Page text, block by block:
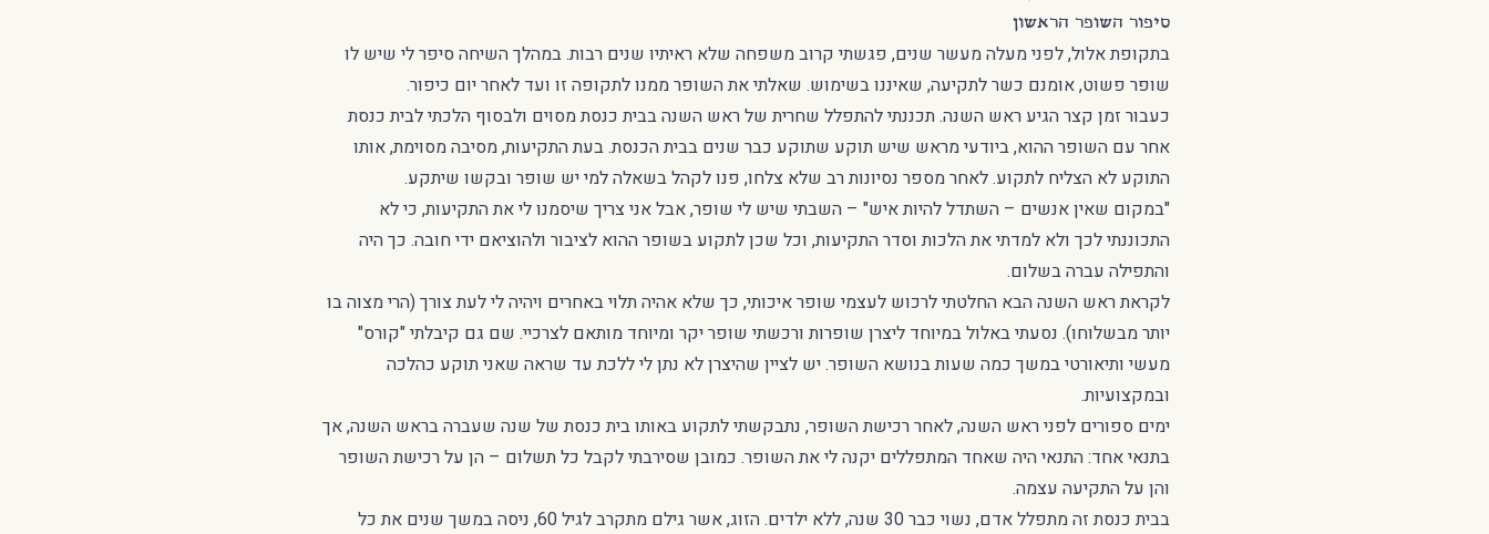
סיפור השופר הראשון
בתקופת אלול, לפני מעלה מעשר שנים, פגשתי קרוב משפחה שלא ראיתיו שנים רבות. במהלך השיחה סיפר לי שיש לו
שופר פשוט, אומנם כשר לתקיעה, שאיננו בשימוש. שאלתי את השופר ממנו לתקופה זו ועד לאחר יום כיפור.
כעבור זמן קצר הגיע ראש השנה. תכננתי להתפלל שחרית של ראש השנה בבית כנסת מסוים ולבסוף הלכתי לבית כנסת
אחר עם השופר ההוא, ביודעי מראש שיש תוקע שתוקע כבר שנים בבית הכנסת. בעת התקיעות, מסיבה מסוימת, אותו
התוקע לא הצליח לתקוע. לאחר מספר נסיונות רב שלא צלחו, פנו לקהל בשאלה למי יש שופר ובקשו שיתקע.
"במקום שאין אנשים – השתדל להיות איש" – השבתי שיש לי שופר, אבל אני צריך שיסמנו לי את התקיעות, כי לא
התכוננתי לכך ולא למדתי את הלכות וסדר התקיעות, וכל שכן לתקוע בשופר ההוא לציבור ולהוציאם ידי חובה. כך היה
והתפילה עברה בשלום.
לקראת ראש השנה הבא החלטתי לרכוש לעצמי שופר איכותי, כך שלא אהיה תלוי באחרים ויהיה לי לעת צורך (הרי מצוה בו
יותר מבשלוחו). נסעתי באלול במיוחד ליצרן שופרות ורכשתי שופר יקר ומיוחד מותאם לצרכיי. שם גם קיבלתי "קורס"
מעשי ותיאורטי במשך כמה שעות בנושא השופר. יש לציין שהיצרן לא נתן לי ללכת עד שראה שאני תוקע כהלכה
ובמקצועיות.
ימים ספורים לפני ראש השנה, לאחר רכישת השופר, נתבקשתי לתקוע באותו בית כנסת של שנה שעברה בראש השנה, אך
בתנאי אחד: התנאי היה שאחד המתפללים יקנה לי את השופר. כמובן שסירבתי לקבל כל תשלום – הן על רכישת השופר
והן על התקיעה עצמה.
בבית כנסת זה מתפלל אדם, נשוי כבר 30 שנה, ללא ילדים. הזוג, אשר גילם מתקרב לגיל 60, ניסה במשך שנים את כל